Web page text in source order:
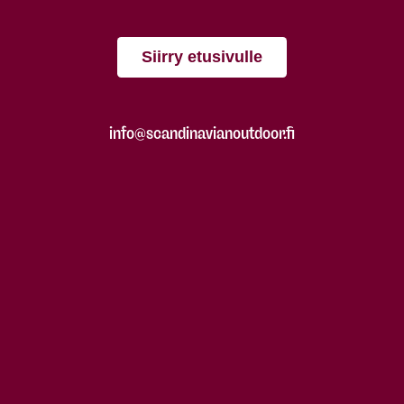
Siirry etusivulle
info@scandinavianoutdoor.fi